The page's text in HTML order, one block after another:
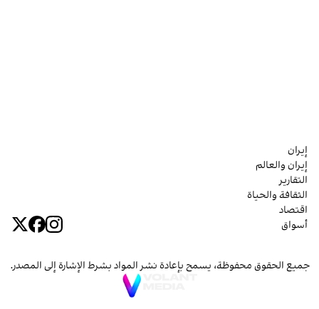
إيران
إيران والعالم
التقارير
الثقافة والحياة
اقتصاد
أسواق
جميع الحقوق محفوظة، يسمح بإعادة نشر المواد بشرط الإشارة إلى المصدر.